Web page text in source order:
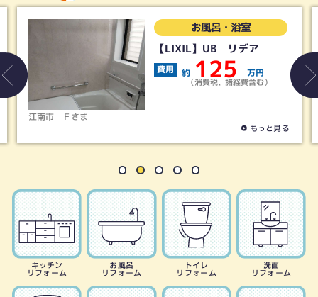
用 約
（消費税、諸経費含む）
UB
費用
キッチン
リフォーム
お風呂
リフォーム
トイレ
リフォーム
洗面
リフォーム